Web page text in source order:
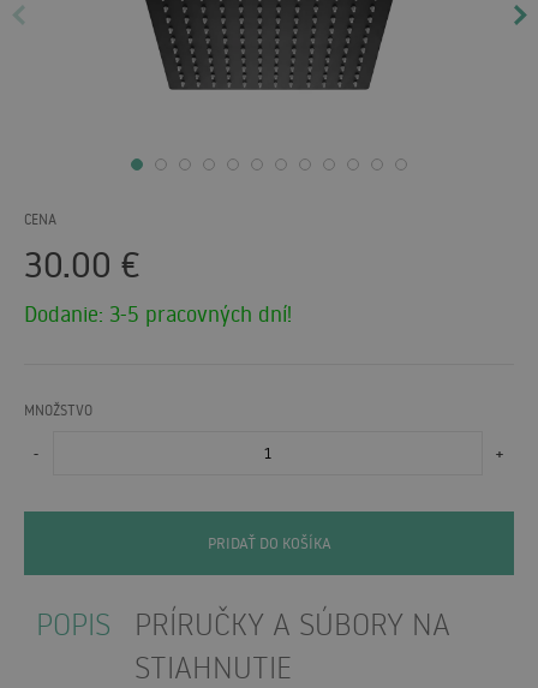
CENA
30.00 €
Dodanie: 3-5 pracovných dní!
MNOŽSTVO
- +
PRIDAŤ DO KOŠÍKA
POPIS
PRÍRUČKY A SÚBORY NA
STIAHNUTIE